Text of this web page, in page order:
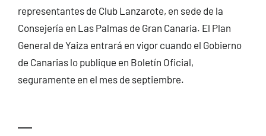
representantes de Club Lanzarote, en sede de la
Consejería en Las Palmas de Gran Canaria. El Plan
General de Yaiza entrará en vigor cuando el Gobierno
de Canarias lo publique en Boletín Oficial,
seguramente en el mes de septiembre.
—